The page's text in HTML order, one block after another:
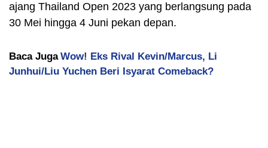
ajang Thailand Open 2023 yang berlangsung pada
30 Mei hingga 4 Juni pekan depan.
Baca Juga Wow! Eks Rival Kevin/Marcus, Li
Junhui/Liu Yuchen Beri Isyarat Comeback?